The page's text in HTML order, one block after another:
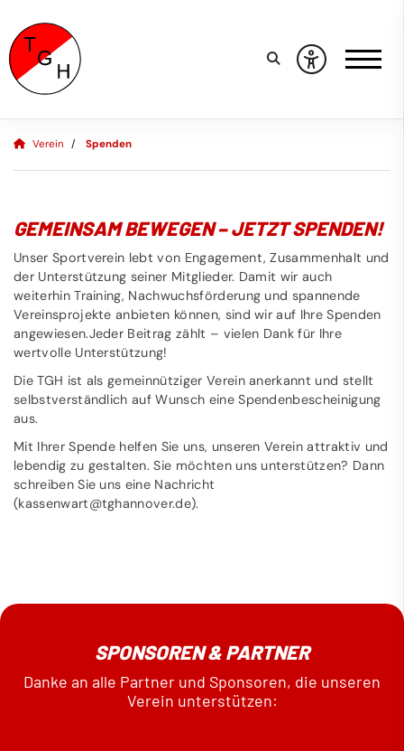
Verein Spenden
GEMEINSAM BEWEGEN – JETZT SPENDEN!
Unser Sportverein lebt von Engagement, Zusammenhalt und
der Unterstützung seiner Mitglieder. Damit wir auch
weiterhin Training, Nachwuchsförderung und spannende
Vereinsprojekte anbieten können, sind wir auf Ihre Spenden
angewiesen.Jeder Beitrag zählt – vielen Dank für Ihre
wertvolle Unterstützung!
Die TGH ist als gemeinnütziger Verein anerkannt und stellt
selbstverständlich auf Wunsch eine Spendenbescheinigung
aus.
Mit Ihrer Spende helfen Sie uns, unseren Verein attraktiv und
lebendig zu gestalten. Sie möchten uns unterstützen? Dann
schreiben Sie uns eine Nachricht
(kassenwart@tghannover.de).
SPONSOREN & PARTNER
Danke an alle Partner und Sponsoren, die unseren
Verein unterstützen: